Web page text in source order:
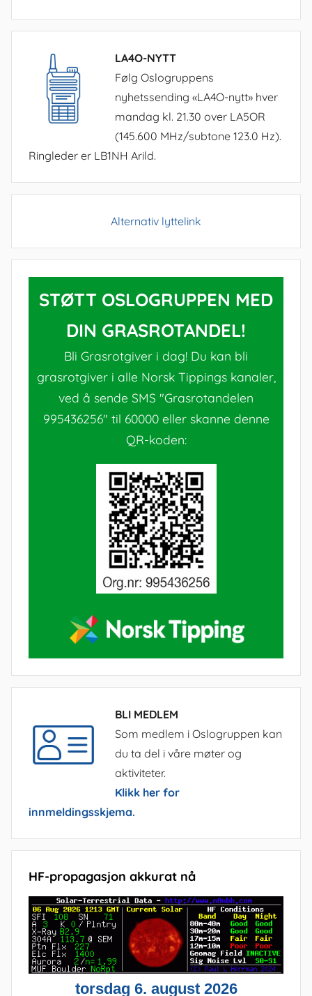
LA4O-NYTT
Følg Oslogruppens
nyhetssending «LA4O-nytt» hver
mandag kl. 21.30 over LA5OR
(145.600 MHz/subtone 123.0 Hz).
Ringleder er LB1NH Arild.
Alternativ lyttelink
STØTT OSLOGRUPPEN MED
DIN GRASROTANDEL!
Bli Grasrotgiver i dag! Du kan bli
grasrotgiver i alle Norsk Tippings kanaler,
ved å sende SMS "Grasrotandelen
995436256" til 60000 eller skanne denne
QR-koden:
BLI MEDLEM
Som medlem i Oslogruppen kan
du ta del i våre møter og
aktiviteter.
Klikk her for
innmeldingsskjema.
HF-propagasjon akkurat nå